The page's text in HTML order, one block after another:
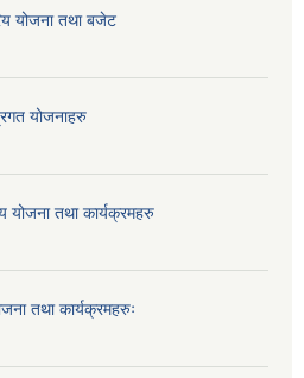
योजना तथा बजेट
योजनाहरु
तथा कार्यक्रमहरु
तथा कार्यक्रमहरुः